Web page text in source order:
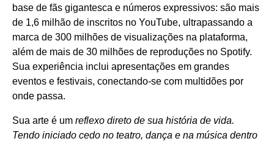
base de fãs gigantesca e números expressivos: são mais
de 1,6 milhão de inscritos no YouTube, ultrapassando a
marca de 300 milhões de visualizações na plataforma,
além de mais de 30 milhões de reproduções no Spotify.
Sua experiência inclui apresentações em grandes
eventos e festivais, conectando-se com multidões por
onde passa.
Sua arte é um reflexo direto de sua história de vida.
Tendo iniciado cedo no teatro, dança e na música dentro